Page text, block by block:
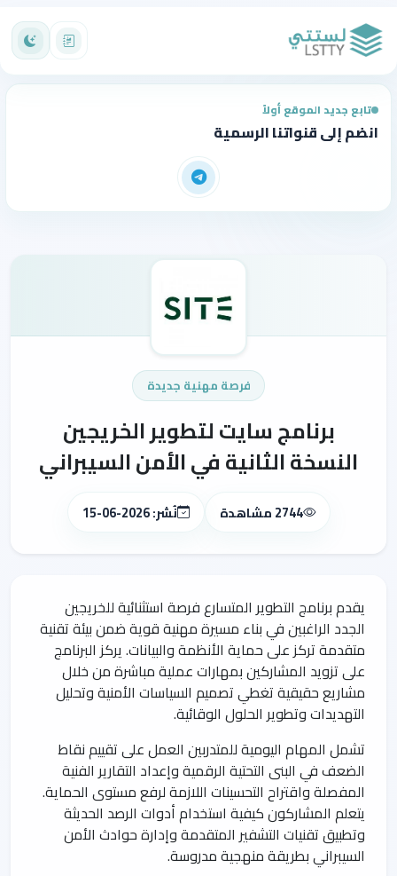
تابع جديد الموقع أولاً
انضم إلى قنواتنا الرسمية
فرصة مهنية جديدة
برنامج سايت لتطوير الخريجين
النسخة الثانية في الأمن السيبراني
2744 مشاهدة نُشر: 2026-06-15
يقدم برنامج التطوير المتسارع فرصة استثنائية للخريجين
الجدد الراغبين في بناء مسيرة مهنية قوية ضمن بيئة تقنية
متقدمة تركز على حماية الأنظمة والبيانات. يركز البرنامج
على تزويد المشاركين بمهارات عملية مباشرة من خلال
مشاريع حقيقية تغطي تصميم السياسات الأمنية وتحليل
التهديدات وتطوير الحلول الوقائية.
تشمل المهام اليومية للمتدربين العمل على تقييم نقاط
الضعف في البنى التحتية الرقمية وإعداد التقارير الفنية
المفصلة واقتراح التحسينات اللازمة لرفع مستوى الحماية.
يتعلم المشاركون كيفية استخدام أدوات الرصد الحديثة
وتطبيق تقنيات التشفير المتقدمة وإدارة حوادث الأمن
السيبراني بطريقة منهجية مدروسة.